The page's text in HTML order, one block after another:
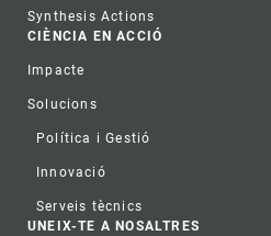
Synthesis Actions
CIÈNCIA EN ACCIÓ
Impacte
Solucions
Política i Gestió
Innovació
Serveis tècnics
UNEIX-TE A NOSALTRES